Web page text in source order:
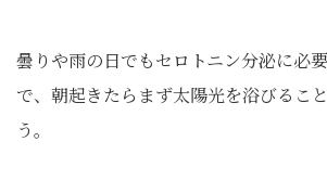
曇りや雨の日でもセロトニン分泌に必
で、朝起きたらまず太陽光を浴びるこ
う。